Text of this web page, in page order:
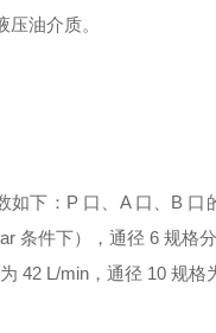
油介质。
下：P 口、A 口、B
条件下），通径 6 规格
42 L/min，通径 10 规格